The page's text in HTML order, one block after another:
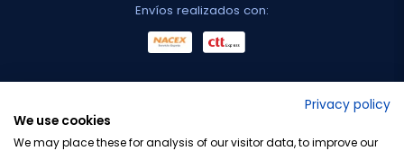
Envíos realizados con:
Privacy policy
We use cookies
We may place these for analysis of our visitor data, to improve our